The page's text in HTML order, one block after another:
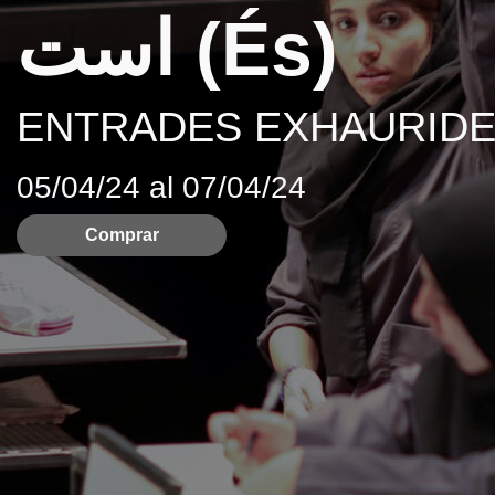
است (És)
ENTRADES
05/04/24 al 07/04/24
Comprar